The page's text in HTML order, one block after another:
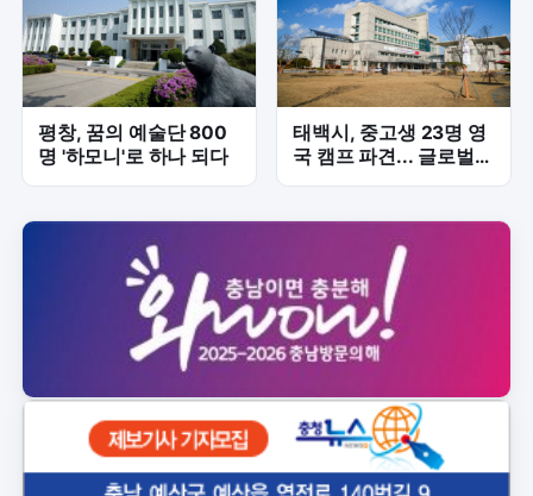
평창, 꿈의 예술단 800
명 '하모니'로 하나 되다
태백시, 중고생 23명 영
국 캠프 파견... 글로벌
역량 강화 '첫 발'